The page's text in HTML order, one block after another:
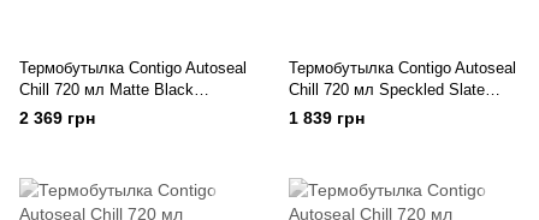
Термобутылка Contigo Autoseal
Chill 720 мл Matte Black
(2127889)
2 369 грн
Термобутылка Contigo Autoseal
Chill 720 мл Speckled Slate
(2127886)
1 839 грн